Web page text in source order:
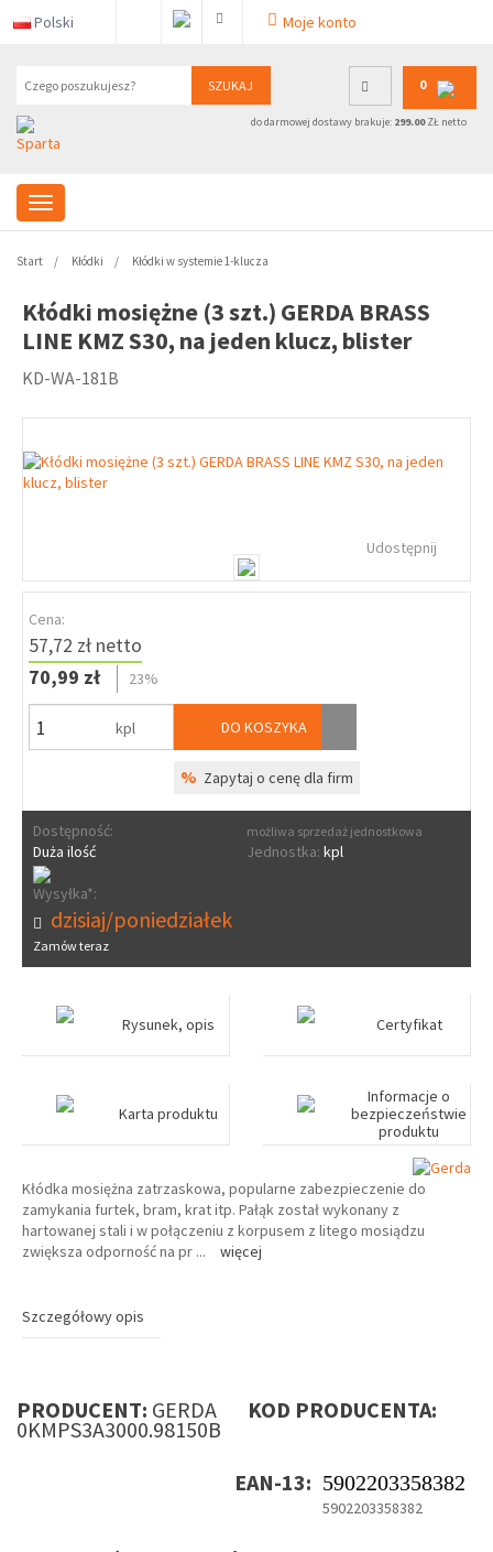
Polski Moje konto
SZUKAJ 0
do darmowej dostawy brakuje: 299.00ZŁ netto
Start Kłódki Kłódki w systemie 1-klucza
Kłódki mosiężne (3 szt.) GERDA BRASS
LINE KMZ S30, na jeden klucz, blister
KD-WA-181B
Udostępnij
Cena:
57,72 zł netto
70,99 zł
23%
kpl DO KOSZYKA
% Zapytaj o cenę dla firm
Dostępność:
Duża ilość
możliwa sprzedaż jednostkowa
Jednostka: kpl
Wysyłka*:
dzisiaj/poniedziałek
Zamów teraz
Rysunek, opis Certyfikat
Karta produktu
Informacje o
bezpieczeństwie
produktu
Kłódka mosiężna zatrzaskowa, popularne zabezpieczenie do
zamykania furtek, bram, krat itp. Pałąk został wykonany z
hartowanej stali i w połączeniu z korpusem z litego mosiądzu
zwiększa odporność na pr ... więcej
Szczegółowy opis
PRODUCENT: GERDA KOD PRODUCENTA:
0KMPS3A3000.98150B
EAN-13: 5902203358382
5902203358382